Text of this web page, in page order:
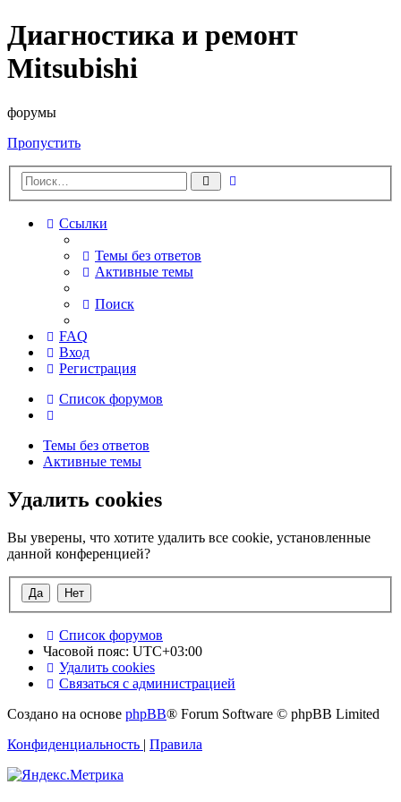
Диагностика и ремонт
Mitsubishi
форумы
Пропустить
Поиск
Ссылки
Темы без ответов
Активные темы
Поиск
FAQ
Вход
Регистрация
Список форумов
Темы без ответов
Активные темы
Удалить cookies
Вы уверены, что хотите удалить все cookie, установленные
данной конференцией?
Список форумов
Часовой пояс: UTC+03:00
Удалить cookies
Связаться с администрацией
Создано на основе phpBB® Forum Software © phpBB Limited
Конфиденциальность | Правила